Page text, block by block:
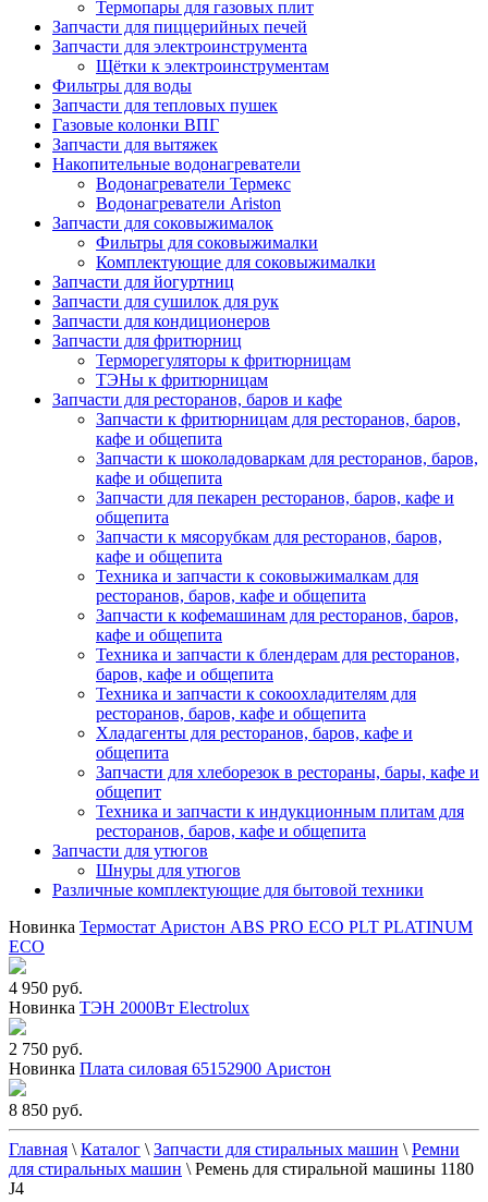
Термопары для газовых плит
Запчасти для пиццерийных печей
Запчасти для электроинструмента
Щётки к электроинструментам
Фильтры для воды
Запчасти для тепловых пушек
Газовые колонки ВПГ
Запчасти для вытяжек
Накопительные водонагреватели
Водонагреватели Термекс
Водонагреватели Ariston
Запчасти для соковыжималок
Фильтры для соковыжималки
Комплектующие для соковыжималки
Запчасти для йогуртниц
Запчасти для сушилок для рук
Запчасти для кондиционеров
Запчасти для фритюрниц
Терморегуляторы к фритюрницам
ТЭНы к фритюрницам
Запчасти для ресторанов, баров и кафе
Запчасти к фритюрницам для ресторанов, баров,
кафе и общепита
Запчасти к шоколадоваркам для ресторанов, баров,
кафе и общепита
Запчасти для пекарен ресторанов, баров, кафе и
общепита
Запчасти к мясорубкам для ресторанов, баров,
кафе и общепита
Техника и запчасти к соковыжималкам для
ресторанов, баров, кафе и общепита
Запчасти к кофемашинам для ресторанов, баров,
кафе и общепита
Техника и запчасти к блендерам для ресторанов,
баров, кафе и общепита
Техника и запчасти к сокоохладителям для
ресторанов, баров, кафе и общепита
Хладагенты для ресторанов, баров, кафе и
общепита
Запчасти для хлеборезок в рестораны, бары, кафе и
общепит
Техника и запчасти к индукционным плитам для
ресторанов, баров, кафе и общепита
Запчасти для утюгов
Шнуры для утюгов
Различные комплектующие для бытовой техники
Новинка Термостат Аристон ABS PRO ECO PLT PLATINUM
ECO
4 950 руб.
Новинка ТЭН 2000Вт Electrolux
2 750 руб.
Новинка Плата силовая 65152900 Аристон
8 850 руб.
Главная \ Каталог \ Запчасти для стиральных машин \ Ремни
для стиральных машин \ Ремень для стиральной машины 1180
J4